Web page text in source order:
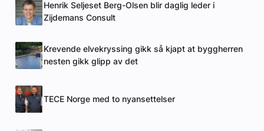
Henrik Seljeset Berg-Olsen blir daglig leder i
Zijdemans Consult
Krevende elvekryssing gikk så kjapt at byggherren
nesten gikk glipp av det
TECE Norge med to nyansettelser